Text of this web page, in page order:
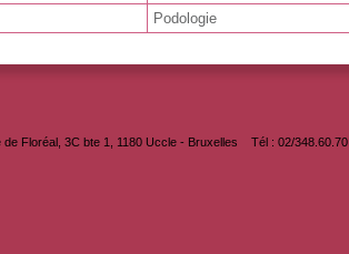
Podologie
de Floréal, 3C bte 1, 1180 Uccle - Bruxelles Tél : 02/348.60.70